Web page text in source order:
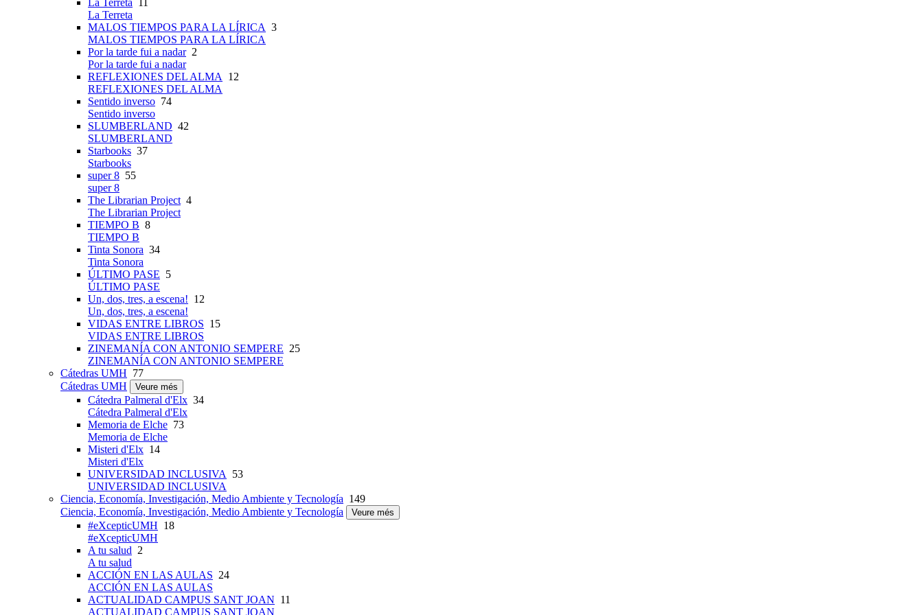
La Terreta
La Terreta
MALOS TIEMPOS PARA LA LÍRICA 3
MALOS TIEMPOS PARA LA LÍRICA
Por la tarde fui a nadar2
Por la tarde fui a nadar
REFLEXIONES DEL ALMA
12
REFLEXIONES DEL ALMA
Sentido inverso 74
Sentido inverso
SLUMBERLAND 42
SLUMBERLAND
Starbooks 37
Starbooks
super 8 55
super 8
The Librarian Project 4
The Librarian Project
TIEMPO B 8
TIEMPO B
Tinta Sonora 34
Tinta Sonora
ÚLTIMO PASE 5
ÚLTIMO PASE
Un, dos, tres, a escena! 12
Un, dos, tres, a escena!
VIDAS ENTRE LIBROS 15
VIDAS ENTRE LIBROS
ZINEMANÍA CON ANTONIO SEMPERE 25
ZINEMANÍA CON ANTONIO SEMPERE
Cátedras UMH 77
Cátedras UMH
Veure més
Cátedra Palmeral d'Elx 34
Cátedra Palmeral d'Elx
Memoria de Elche 73
Memoria de Elche
Misteri d'Elx 14
Misteri d'Elx
UNIVERSIDAD INCLUSIVA
53
UNIVERSIDAD INCLUSIVA
Ciencia, Economía, Investigación, Medio Ambiente y Tecnología 149
Ciencia, Economía, Investigación, Medio Ambiente y Tecnología
Veure més
#eXcepticUMH 18
#eXcepticUMH
A tu salud 2
A tu salud
ACCIÓN EN LAS AULAS 24
ACCIÓN EN LAS AULAS
ACTUALIDAD CAMPUS SANT JOAN 11
ACTUALIDAD CAMPUS SANT JOAN